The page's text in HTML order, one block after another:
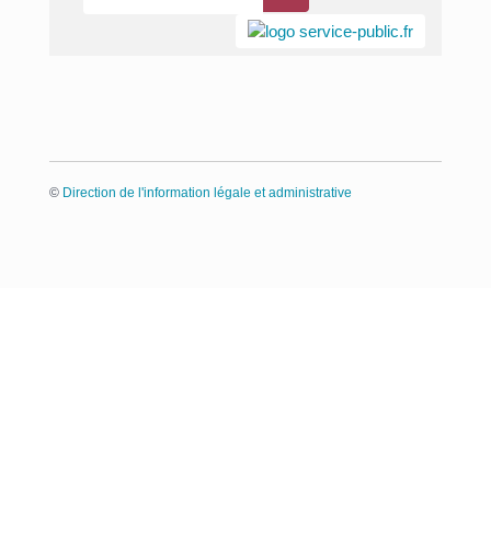
© Direction de l'information légale et administrative